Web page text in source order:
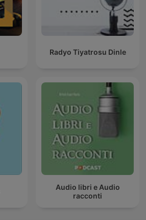
Radyo Tiyatrosu Dinle
Audio libri e Audio
racconti